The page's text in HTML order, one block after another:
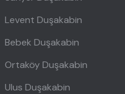
Levent Duşakabin
Bebek Duşakabin
Ortaköy Duşakabin
Ulus Duşakabin